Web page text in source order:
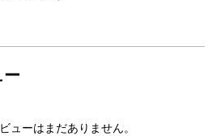
ー
ューはまだありません。